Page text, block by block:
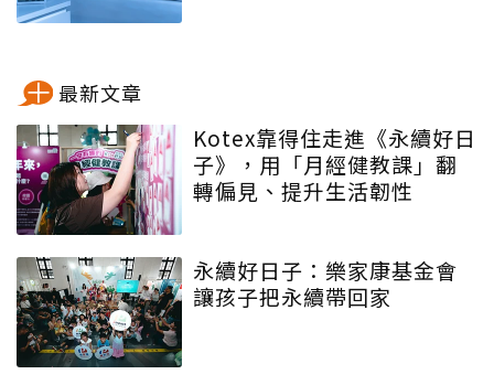
最新文章
Kotex靠得住走進《永續好日
子》，用「月經健教課」翻
轉偏見、提升生活韌性
永續好日子：樂家康基金會
讓孩子把永續帶回家